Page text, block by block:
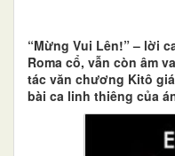
“Mừng Vui Lên!” – lời
Roma cổ, vẫn còn âm
tác văn chương Kitô
bài ca linh thiêng của